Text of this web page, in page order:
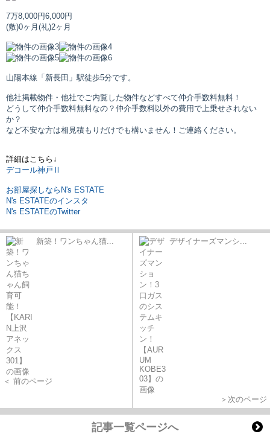
7万8,000円6,000円
(敷)0ヶ月 (礼)2ヶ月
山陽本線「新長田」駅徒歩5分です。
他社掲載物件・他社でご内覧した物件などすべて仲介手数料無料！
どうして仲介手数料無料なの？仲介手数料以外の費用で上乗せされない
か？
など不安な方は相見積もりだけでも構いません！ご連絡ください。
詳細はこちら↓
デコール神戸Ⅱ
お部屋探しならN's ESTATE
N's ESTATEのインスタ
N's ESTATEのTwitter
新築！ワンちゃん猫...
＜ 前のページ
デザイナーズマンシ...
＞次のページ
記事一覧ページへ